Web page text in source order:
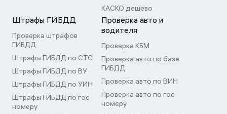
КАСКО дешево
Штрафы ГИБДД
Проверка штрафов
ГИБДД
Штрафы ГИБДД по СТС
Штрафы ГИБДД по ВУ
Штрафы ГИБДД по УИН
Штрафы ГИБДД по гос
номеру
Проверка авто и
водителя
Проверка КБМ
Проверка авто по базе
ГИБДД
Проверка авто по ВИН
Проверка авто по гос
номеру